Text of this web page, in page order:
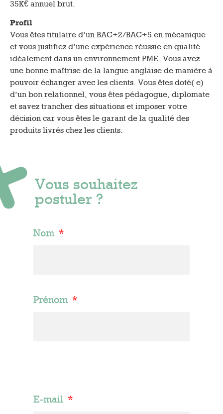
35K€ annuel brut.
Profil
Vous êtes titulaire d’un BAC+2/BAC+5 en mécanique
et vous justifiez d’une expérience réussie en qualité
idéalement dans un environnement PME. Vous avez
une bonne maîtrise de la langue anglaise de manière à
pouvoir échanger avec les clients. Vous êtes doté( e)
d’un bon relationnel, vous êtes pédagogue, diplomate
et savez trancher des situations et imposer votre
décision car vous êtes le garant de la qualité des
produits livrés chez les clients.
Vous souhaitez
postuler ?
Nom
Prénom
E-mail